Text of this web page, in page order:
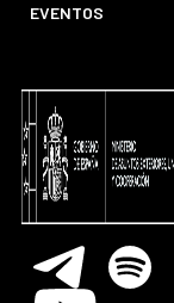
EVENTOS
TelegramSpotify